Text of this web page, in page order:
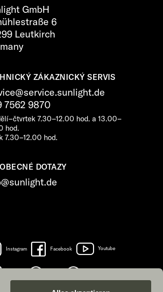
GmbH
6
Leutkirch
ZÁKAZNICKÝ SERVIS
7562 9870
7.30–12.00 hod. a 13.00–
hod.
7.30–12.00 hod.
DOTAZY
Instagram Facebook Youtube